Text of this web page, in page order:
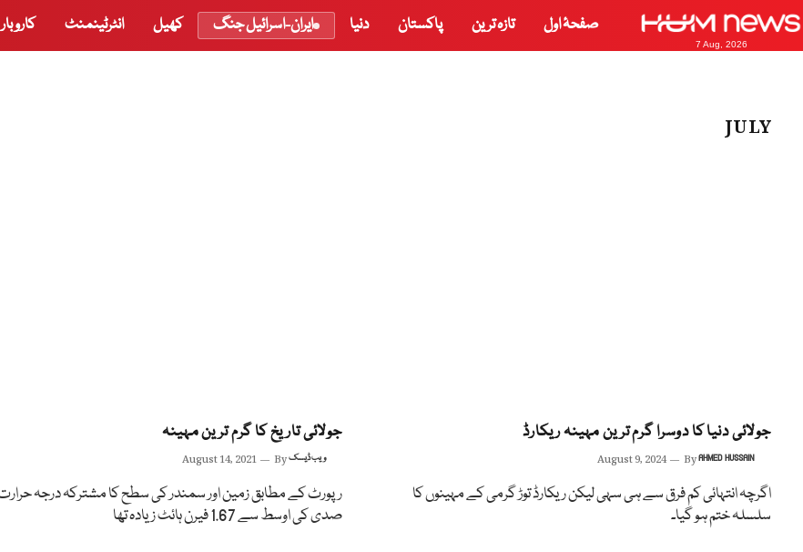
7 Aug, 2026
صفحۂ اول تازہ ترین پاکستان دنیا ایران-اسرائیل جنگ کھیل انٹرٹینمنٹ کاروبار
JULY
جولائی دنیا کا دوسرا گرم ترین مہینہ ریکارڈ
August 9, 2024 ByAHMED HUSSAIN
اگرچہ انتہائی کم فرق سے ہی سہی لیکن ریکارڈ توڑ گرمی کے مہینوں کا
سلسلہ ختم ہو گیا۔
جولائی تاریخ کا گرم ترین مہینہ
August 14, 2021 Byویب ڈیسک
صدی کی اوسط سے 1.67 فیرن ہائٹ زیادہ تھا